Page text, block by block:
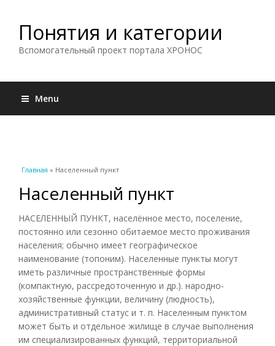
Понятия и категории
Вспомогательный проект портала ХРОНОС
Menu
Вы здесь
Главная » Населенный пункт
Населенный пункт
НАСЕЛЕННЫЙ ПУНКТ, населённое место, поселение,
постоянно или сезонно обитаемое место проживания
населения; обычно имеет географическое
наименование (топоним). Населенные пункты могут
иметь различные пространственные формы
(компактную, рассредоточенную и др.). народно-
хозяйственные функции, величину (людность),
административный статус и т. п. Населенным пунктом
может быть и отдельное жилище в случае выполнения
им специализированных функций, территориальной